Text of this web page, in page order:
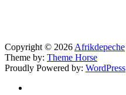
Copyright © 2026Afrikdepeche
Theme by: Theme Horse
Proudly Powered by: WordPress